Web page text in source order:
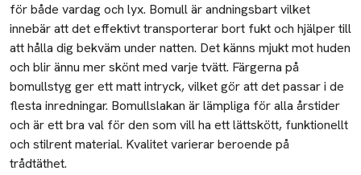
Julpynta hemma
Julpynta Utomhus
Pynta julgranen
Gardinguide
Inred badrum
för både vardag och lyx. Bomull är andningsbart vilket
innebär att det effektivt transporterar bort fukt och hjälper till
att hålla dig bekväm under natten. Det känns mjukt mot huden
och blir ännu mer skönt med varje tvätt. Färgerna på
bomullstyg ger ett matt intryck, vilket gör att det passar i de
flesta inredningar. Bomullslakan är lämpliga för alla årstider
och är ett bra val för den som vill ha ett lättskött, funktionellt
och stilrent material. Kvalitet varierar beroende på
trådtäthet.